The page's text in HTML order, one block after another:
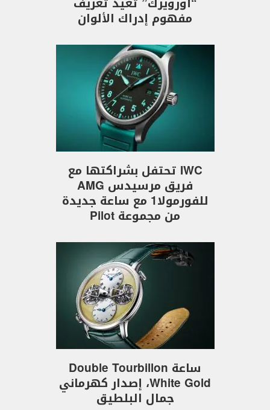
مفهوم إدراك الألوان
IWC تحتفل بشراكتها مع
فريق مرسيدس AMG
للفورمولا1 مع ساعة جديدة
من مجموعة Pilot
ساعة Double Tourbillon
White Gold، إصدار كهرماني
جمال البلطيق